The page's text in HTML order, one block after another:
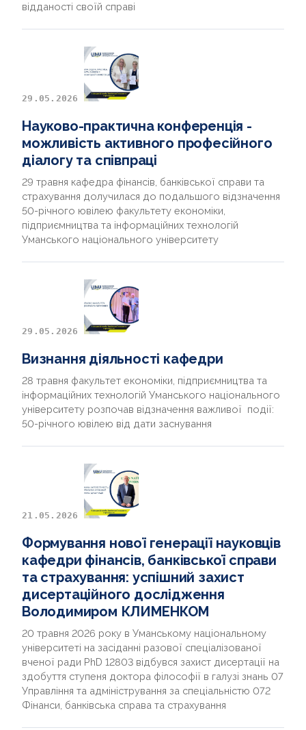
відданості своїй справі
29.05.2026
Науково-практична конференція -
можливість активного професійного
діалогу та співпраці
29 травня кафедра фінансів, банківської справи та
страхування долучилася до подальшого відзначення
50-річного ювілею факультету економіки,
підприємництва та інформаційних технологій
Уманського національного університету
29.05.2026
Визнання діяльності кафедри
28 травня факультет економіки, підприємництва та
інформаційних технологій Уманського національного
університету розпочав відзначення важливої події:
50-річного ювілею від дати заснування
21.05.2026
Формування нової генерації науковців
кафедри фінансів, банківської справи
та страхування: успішний захист
дисертаційного дослідження
Володимиром КЛИМЕНКОМ
20 травня 2026 року в Уманському національному
університеті на засіданні разової спеціалізованої
вченої ради PhD 12803 відбувся захист дисертації на
здобуття ступеня доктора філософії в галузі знань 07
Управління та адміністрування за спеціальністю 072
Фінанси, банківська справа та страхування